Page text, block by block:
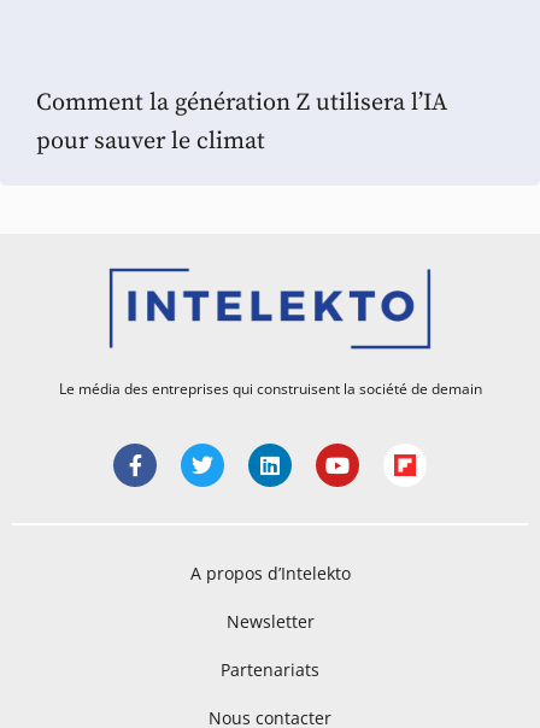
Comment la génération Z utilisera l’IA
pour sauver le climat
Le média des entreprises qui construisent la société de demain
A propos d’Intelekto
Newsletter
Partenariats
Nous contacter